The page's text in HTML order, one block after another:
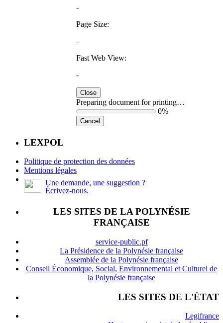
-
Page Size:
-
Fast Web View:
-
Close
Preparing document for printing…
0%
Cancel
LEXPOL
Politique de protection des données
Mentions légales
Une demande, une suggestion ?
Écrivez-nous.
LES SITES DE LA POLYNÉSIE
FRANÇAISE
service-public.pf
La Présidence de la Polynésie française
Assemblée de la Polynésie française
Conseil Économique, Social, Environnemental et Culturel de
la Polynésie française
LES SITES DE L'ÉTAT
Legifrance